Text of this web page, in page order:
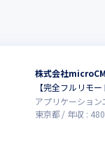
株式会社
【完全フルリモ
アプリケーショ
東京都
年収 : 480